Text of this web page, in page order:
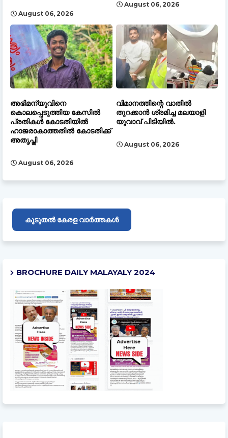
August 06, 2026
August 06, 2026
അഭിമന്യുവിനെ
കൊലപ്പെടുത്തിയ കേസിൽ
പ്രതികൾ കോടതിയിൽ
ഹാജരാകാത്തതിൽ കോടതിക്ക്
അതൃപ്തി
August 06, 2026
വിമാനത്തിന്റെ വാതിൽ
തുറക്കാൻ ശ്രമിച്ച മലയാളി
യുവാവ് പിടിയിൽ.
August 06, 2026
കൂടുതൽ കേരള വാർത്തകൾ
BROCHURE DAILY MALAYALY 2024